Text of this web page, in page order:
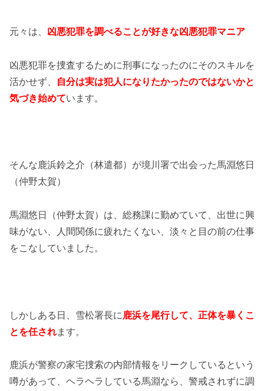
元々は、 凶悪犯罪を調べることが好きな凶悪犯罪マニア
凶悪犯罪を捜査するために刑事になったのにそのスキルを
活かせず、 自分は実は犯人になりたかったのではないかと
気づき始めています。
そんな鹿浜鈴之介（林遣都）が境川署で出会った馬淵悠日
（仲野太賀）
馬淵悠日（仲野太賀）は、総務課に勤めていて、出世に興
味がない、人間関係に疲れたくない、淡々と目の前の仕事
をこなしていました。
しかしある日、雪松署長に 鹿浜を尾行して、正体を暴くこ
とを任されます。
鹿浜が警察の家宅捜索の内部情報をリークしているという
噂があって、ヘラヘラしている馬淵なら、警戒されずに調